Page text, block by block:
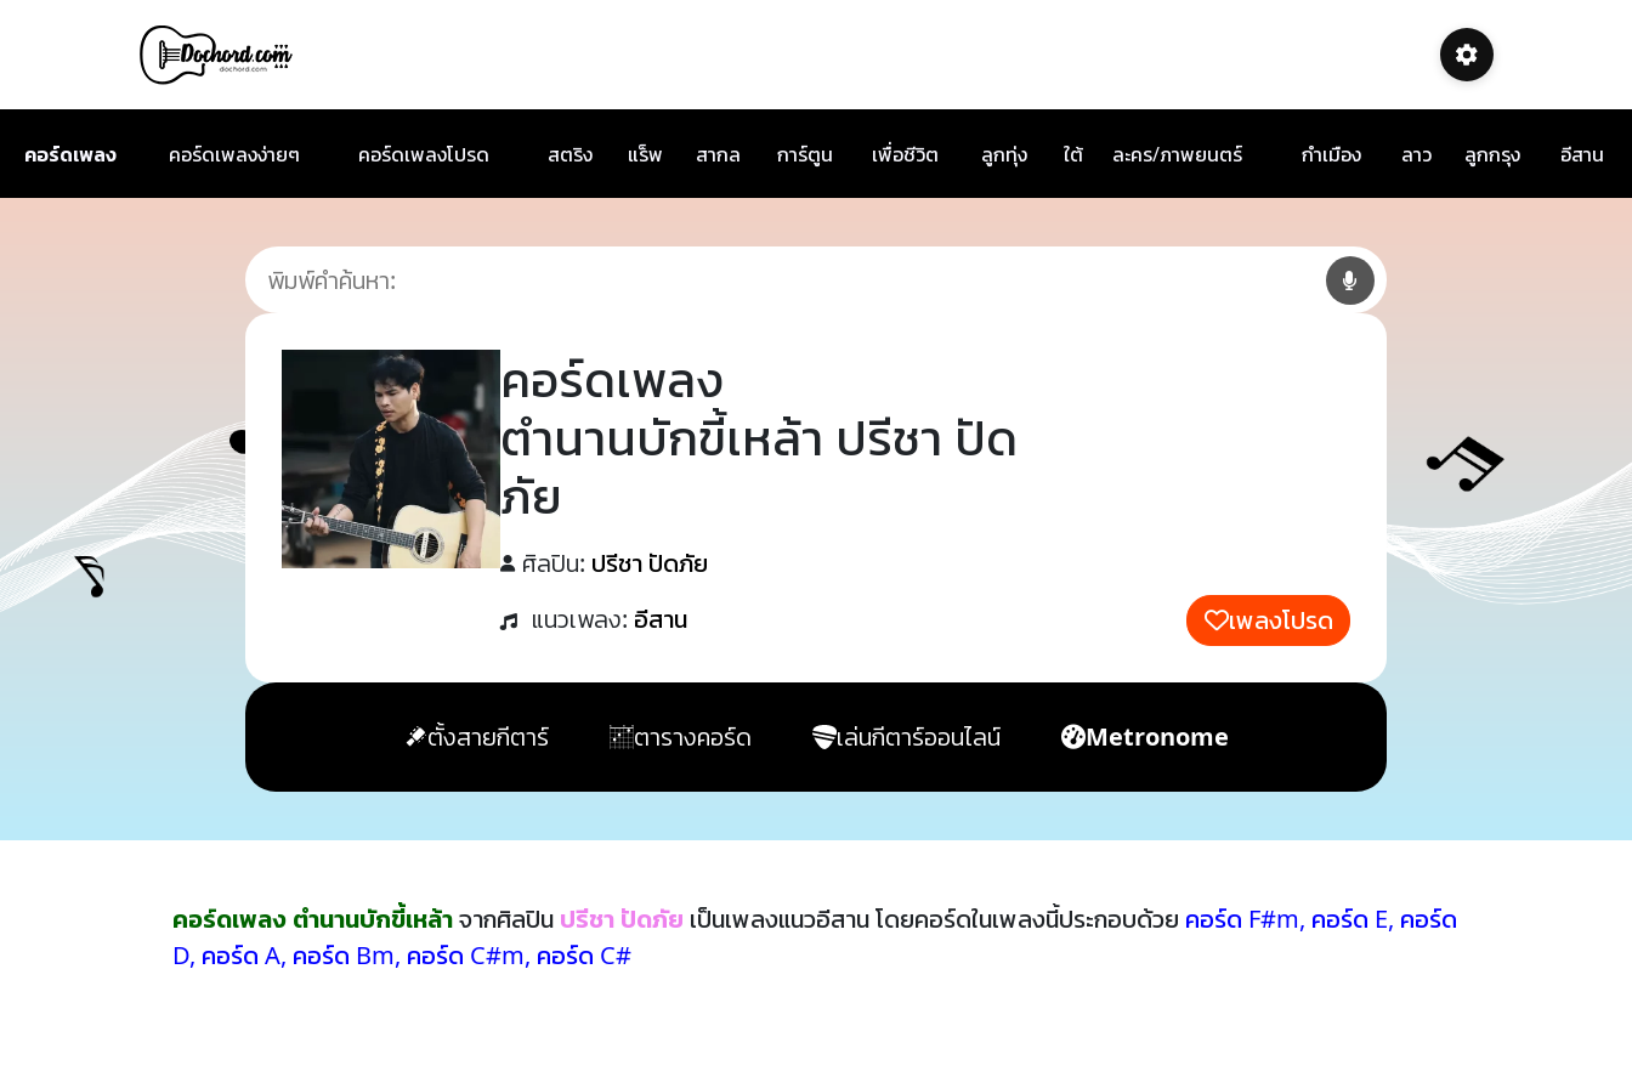
คอร์ดเพลง คอร์ดเพลงง่ายๆ คอร์ดเพลงโปรด สตริง แร็พ สากล การ์ตูน เพื่อชีวิต ลูกทุ่ง ใต้ ละคร/ภาพยนตร์ กำเมือง ลาว ลูกกรุง อีสาน
คอร์ดเพลง
ตำนานบักขี้เหล้า ปรีชา ปัด
ภัย
ศิลปิน: ปรีชา ปัดภัย
แนวเพลง: อีสาน เพลงโปรด
ตั้งสายกีตาร์ ตารางคอร์ด เล่นกีตาร์ออนไลน์ Metronome
คอร์ดเพลง ตำนานบักขี้เหล้าจากศิลปิน ปรีชา ปัดภัย เป็นเพลงแนวอีสาน โดยคอร์ดในเพลงนี้ประกอบด้วย คอร์ด F#m, คอร์ด E, คอร์ด
D, คอร์ด A, คอร์ด Bm, คอร์ด C#m, คอร์ด C#